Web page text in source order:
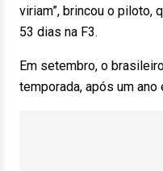
viriam”, brincou o piloto,
53 dias na F3.
Em setembro, o
temporada, após um